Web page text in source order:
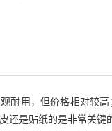
耐用，但价格相对较
还是贴纸的是非常关键